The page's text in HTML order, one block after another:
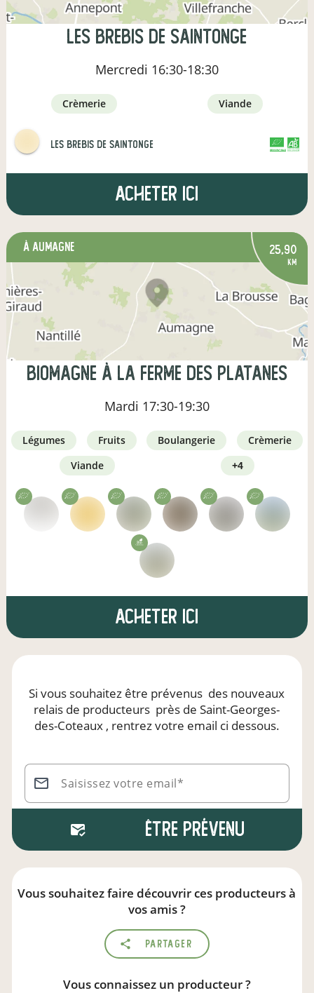
Les Brebis de Saintonge
Mercredi 16:30-18:30
crèmerie viande
Les Brebis de Saintonge CERTIFIÉ PAR FR-BIO-01
AGRICULTURE FRANCE
Acheter ici
à Aumagne 25,90
km
Biomagne à la ferme des Platanes
Mardi 17:30-19:30
légumes fruits boulangerie
crèmerie
viande
+4
Acheter ici
Si vous souhaitez être prévenus des nouveaux
relais de producteurs près de Saint-Georges-
des-Coteaux, rentrez votre email ci dessous.
Saisissez votre email*
Être prévenu
Vous souhaitez faire découvrir ces producteurs à
vos amis ?
Partager
Vous connaissez un producteur ?